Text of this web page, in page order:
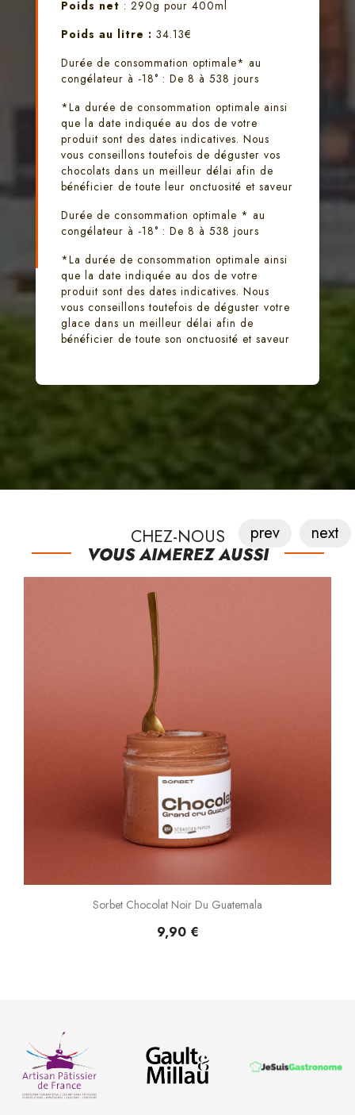
Poids net : 290g pour 400ml
Poids au litre : 34.13€
Durée de consommation optimale* au
congélateur à -18° : De 8 à 538 jours
*La durée de consommation optimale ainsi
que la date indiquée au dos de votre
produit sont des dates indicatives. Nous
vous conseillons toutefois de déguster vos
chocolats dans un meilleur délai afin de
bénéficier de toute leur onctuosité et saveur
Durée de consommation optimale * au
congélateur à -18° : De 8 à 538 jours
*La durée de consommation optimale ainsi
que la date indiquée au dos de votre
produit sont des dates indicatives. Nous
vous conseillons toutefois de déguster votre
glace dans un meilleur délai afin de
bénéficier de toute son onctuosité et saveur
CHEZ-NOUS
VOUS AIMEREZ AUSSI
Sorbet Chocolat Noir Du Guatemala
9,90 €
prev next